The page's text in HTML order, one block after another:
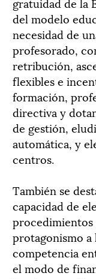
del modelo
necesidad de
profesorado,
retribución,
flexibles e
formación,
directiva y
de gestión,
automática, y
centros.
También se
capacidad de
procedimientos
protagonismo a
competencia
el modo de